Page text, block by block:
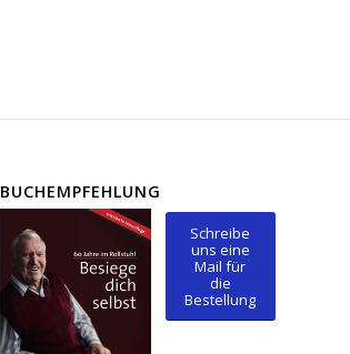
BUCHEMPFEHLUNG
Schreibe
uns eine
Mail für
die
Bestellung